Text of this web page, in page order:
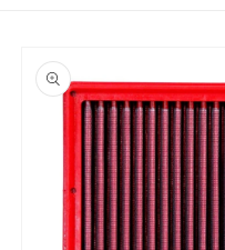
a la
información
del producto